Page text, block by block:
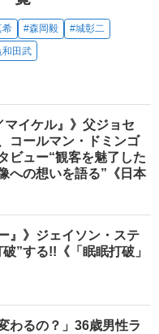
希 #森岡毅
#城彰二
和田武
マイケル』》父ジョセ
コールマン・ドミンゴ
ビュー“観客を魅了した
への想いを語る”《日本
』》ジェイソン・ステ
”する!!《「眠眠打破」
わるの？」36歳男性ラ